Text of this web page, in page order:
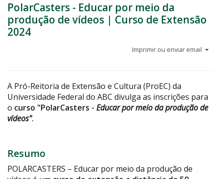
PolarCasters - Educar por meio da
produção de vídeos | Curso de Extensão
2024
Imprimir ou enviar email
A Pró-Reitoria de Extensão e Cultura (ProEC) da
Universidade Federal do ABC divulga as inscrições para
o curso "PolarCasters - Educar por meio da produção de
vídeos".
Resumo
POLARCASTERS – Educar por meio da produção de